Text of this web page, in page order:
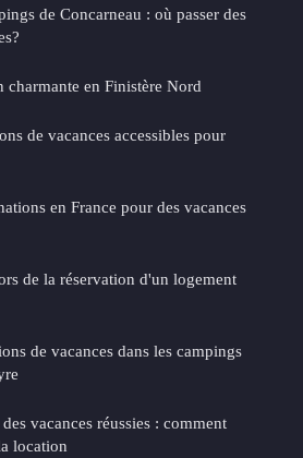
de Concarneau : où passer des
charmante en Finistère Nord
de vacances accessibles pour
en France pour des vacances
de la réservation d'un logement
de vacances dans les campings
vacances réussies : comment
location